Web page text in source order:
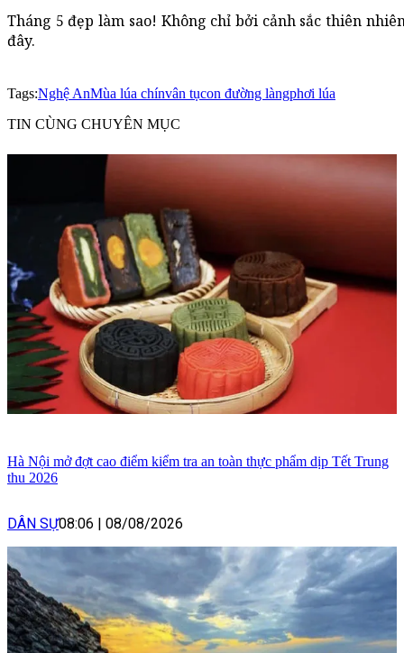
Tháng 5 đẹp làm sao! Không chỉ bởi cảnh sắc thiên
đây.
Tags:Nghệ AnMùa lúa chínvân tụcon đường làngphơi lúa
TIN CÙNG CHUYÊN MỤC
Hà Nội mở đợt cao điểm kiểm tra an toàn thực phẩm dịp Tết Trung
thu 2026
DÂN SỰ08:06 08/08/2026